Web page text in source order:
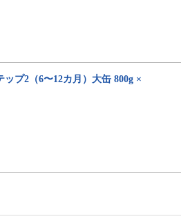
プ2（6〜12カ月）大缶 800g ×